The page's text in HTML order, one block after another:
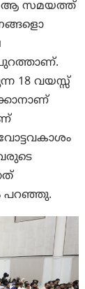
ആ സമയത്ത്
പുറത്താണ്‌.
18 വയസ്സ്
പറഞ്ഞു.